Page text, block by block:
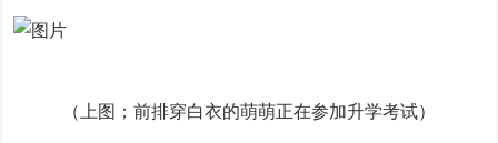
（上图；前排穿白衣的萌萌正在参加升学考试）